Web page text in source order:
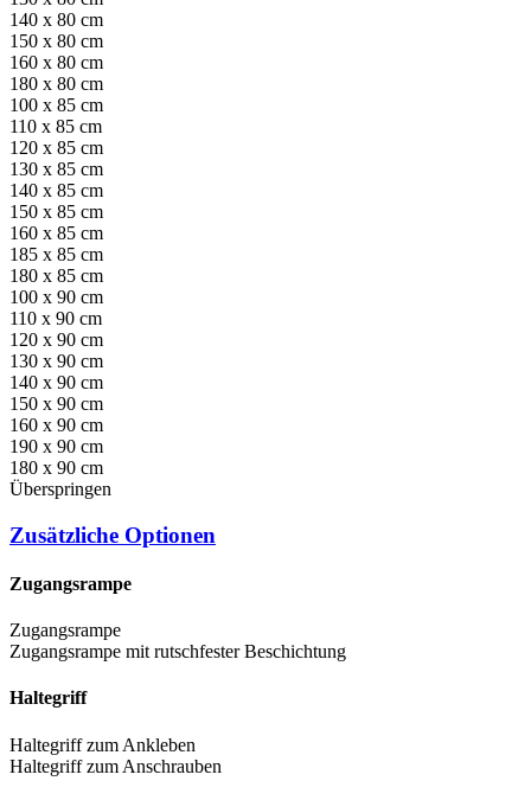
140 x 80 cm
150 x 80 cm
160 x 80 cm
180 x 80 cm
100 x 85 cm
110 x 85 cm
120 x 85 cm
130 x 85 cm
140 x 85 cm
150 x 85 cm
160 x 85 cm
185 x 85 cm
180 x 85 cm
100 x 90 cm
110 x 90 cm
120 x 90 cm
130 x 90 cm
140 x 90 cm
150 x 90 cm
160 x 90 cm
190 x 90 cm
180 x 90 cm
Überspringen
Zusätzliche Optionen
Zugangsrampe
Zugangsrampe
Zugangsrampe mit rutschfester Beschichtung
Haltegriff
Haltegriff zum Ankleben
Haltegriff zum Anschrauben